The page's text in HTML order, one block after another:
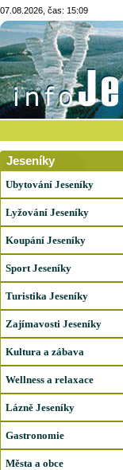
07.08.2026, čas: 15:09
Jeseníky
Ubytování Jeseníky
Lyžování Jeseníky
Koupání Jeseníky
Sport Jeseníky
Turistika Jeseníky
Zajímavosti Jeseníky
Kultura a zábava
Wellness a relaxace
Lázně Jeseníky
Gastronomie
Města a obce